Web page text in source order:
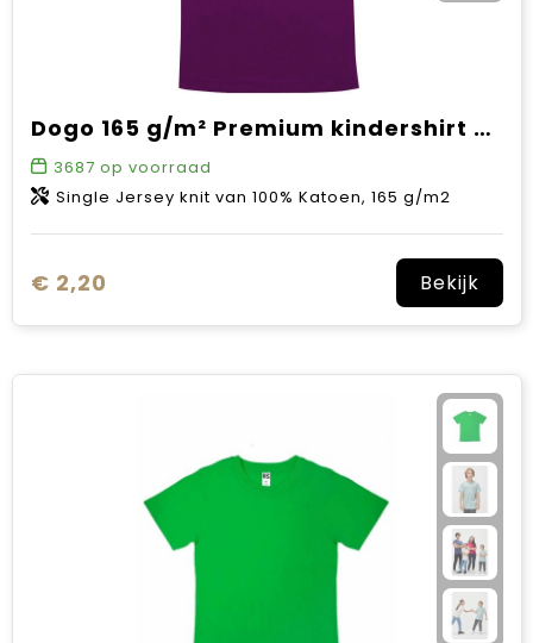
Dogo 165 g/m² Premium kindershirt met korte mouwen
3687 op voorraad
Single Jersey knit van 100% Katoen, 165 g/m2
€ 2,20 Bekijk